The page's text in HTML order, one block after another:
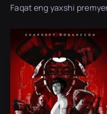
Faqat eng yaxshi